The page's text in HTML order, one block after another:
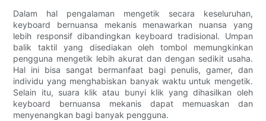
Dalam hal pengalaman mengetik secara keseluruhan,
keyboard bernuansa mekanis menawarkan nuansa yang
lebih responsif dibandingkan keyboard tradisional. Umpan
balik taktil yang disediakan oleh tombol memungkinkan
pengguna mengetik lebih akurat dan dengan sedikit usaha.
Hal ini bisa sangat bermanfaat bagi penulis, gamer, dan
individu yang menghabiskan banyak waktu untuk mengetik.
Selain itu, suara klik atau bunyi klik yang dihasilkan oleh
keyboard bernuansa mekanis dapat memuaskan dan
menyenangkan bagi banyak pengguna.